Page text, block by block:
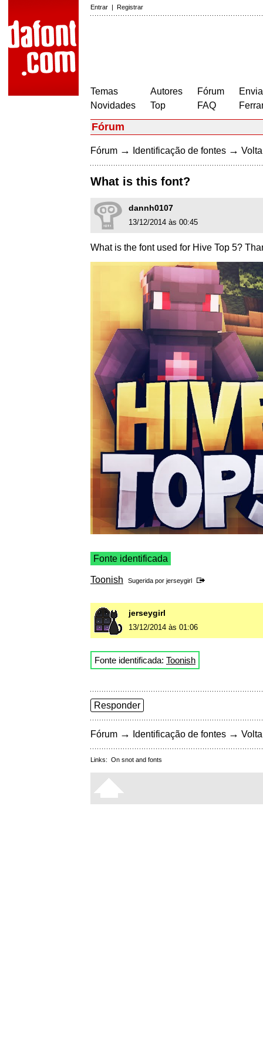
Entrar | Registrar
Temas
Novidades
Autores
Top
Fórum
FAQ
Fórum
Fórum → Identificação de fontes →
What is this font?
dannh0107
13/12/2014 às 00:45
What is the font used for Hive Top 5?
Fonte identificada
Toonish Sugerida por jerseygirl
jerseygirl
13/12/2014 às 01:06
Fonte identificada: Toonish
Responder
Fórum → Identificação de fontes →
Links: On snot and fonts